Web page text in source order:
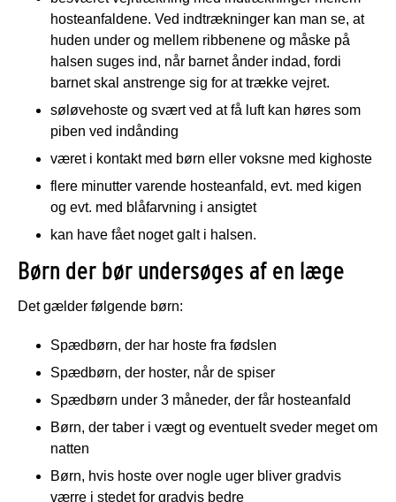
hosteanfaldene. Ved indtrækninger kan man se, at
huden under og mellem ribbenene og måske på
halsen suges ind, når barnet ånder indad, fordi
barnet skal anstrenge sig for at trække vejret.
søløvehoste og svært ved at få luft kan høres som
piben ved indånding
været i kontakt med børn eller voksne med kighoste
flere minutter varende hosteanfald, evt. med kigen
og evt. med blåfarvning i ansigtet
kan have fået noget galt i halsen.
Børn der bør undersøges af en læge
Det gælder følgende børn:
Spædbørn, der har hoste fra fødslen
Spædbørn, der hoster, når de spiser
Spædbørn under 3 måneder, der får hosteanfald
Børn, der taber i vægt og eventuelt sveder meget om
natten
Børn, hvis hoste over nogle uger bliver gradvis
værre i stedet for gradvis bedre